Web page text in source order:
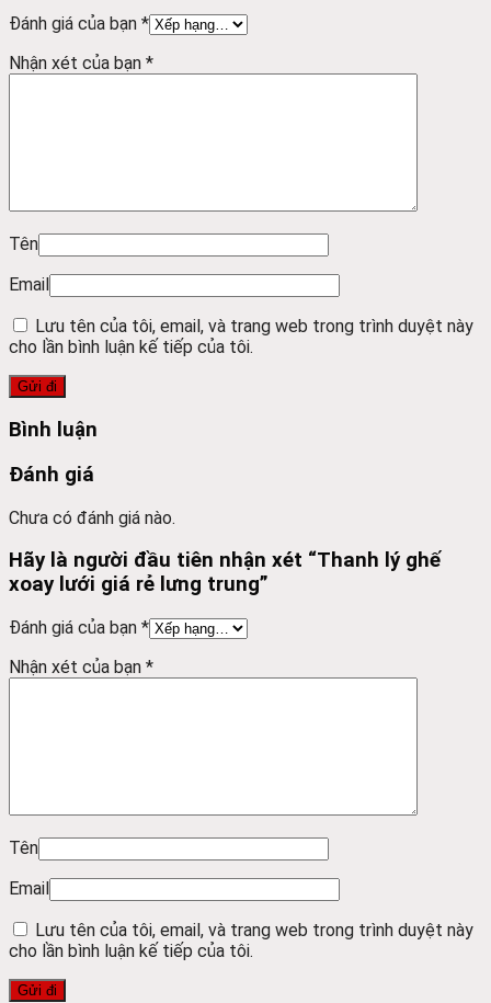
Đánh giá của bạn *
Nhận xét của bạn *
Tên
Email
Lưu tên của tôi, email, và trang web trong trình duyệt này
cho lần bình luận kế tiếp của tôi.
Bình luận
Đánh giá
Chưa có đánh giá nào.
Hãy là người đầu tiên nhận xét “Thanh lý ghế
xoay lưới giá rẻ lưng trung”
Đánh giá của bạn *
Nhận xét của bạn *
Tên
Email
Lưu tên của tôi, email, và trang web trong trình duyệt này
cho lần bình luận kế tiếp của tôi.